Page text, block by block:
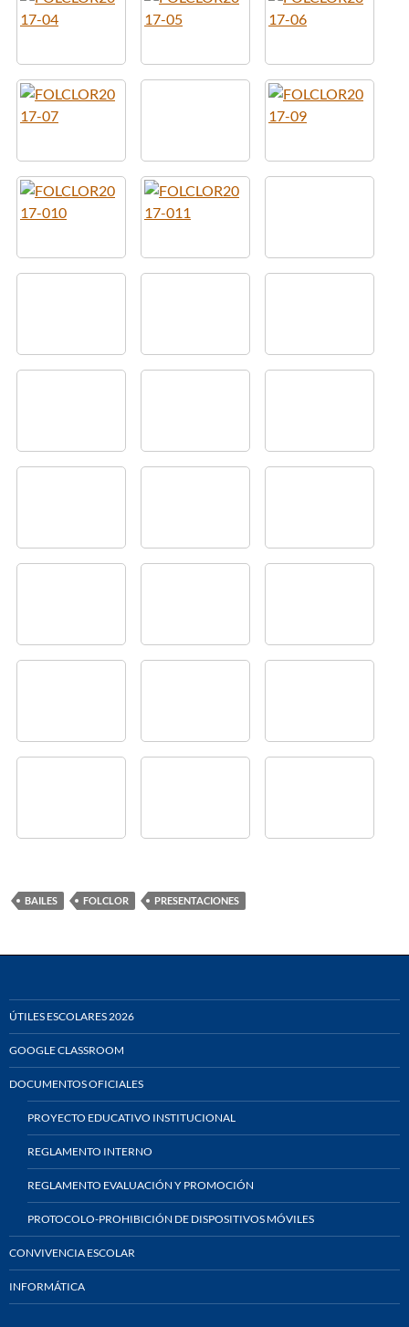
BAILES FOLCLOR PRESENTACIONES
ÚTILES ESCOLARES 2026
GOOGLE CLASSROOM
DOCUMENTOS OFICIALES
PROYECTO EDUCATIVO INSTITUCIONAL
REGLAMENTO INTERNO
REGLAMENTO EVALUACIÓN Y PROMOCIÓN
PROTOCOLO-PROHIBICIÓN DE DISPOSITIVOS MÓVILES
CONVIVENCIA ESCOLAR
INFORMÁTICA